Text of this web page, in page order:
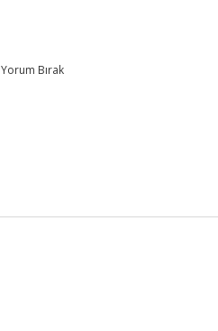
Yorum Bırak